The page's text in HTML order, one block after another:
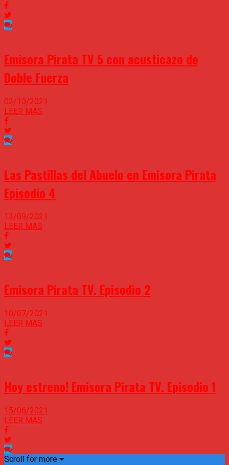
Emisora Pirata TV 5 con acusticazo de
Doble Fuerza
02/10/2021
LEER MAS
Las Pastillas del Abuelo en Emisora Pirata
Episodio 4
13/09/2021
LEER MAS
Emisora Pirata TV. Episodio 2
10/07/2021
LEER MAS
Hoy estreno! Emisora Pirata TV. Episodio 1
15/06/2021
LEER MAS
Scroll for more